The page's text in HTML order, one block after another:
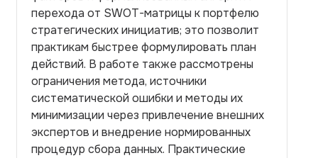
перехода от SWOT-матрицы к портфелю
стратегических инициатив; это позволит
практикам быстрее формулировать план
действий. В работе также рассмотрены
ограничения метода, источники
систематической ошибки и методы их
минимизации через привлечение внешних
экспертов и внедрение нормированных
процедур сбора данных. Практические